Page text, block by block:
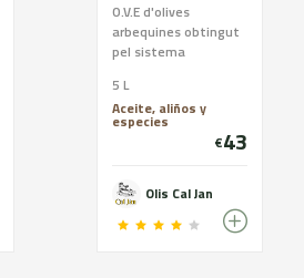
O.V.E d'olives
arbequines obtingut
pel sistema
pedra, primera
pressió en fred i
decantació natural.
5 L
Aceite, aliños y
especies
€43
Olis Cal Jan